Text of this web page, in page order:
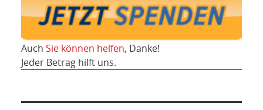
Auch Sie können helfen, Danke!
Jeder Betrag hilft uns.